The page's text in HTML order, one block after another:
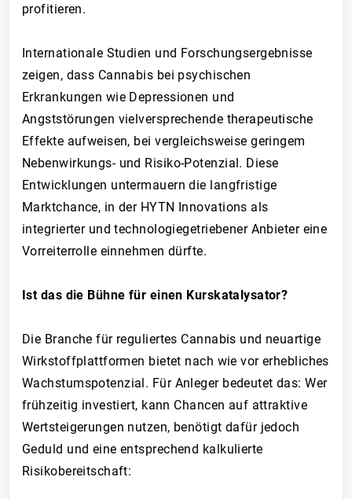
profitieren.
Internationale Studien und Forschungsergebnisse
zeigen, dass Cannabis bei psychischen
Erkrankungen wie Depressionen und
Angststörungen vielversprechende therapeutische
Effekte aufweisen, bei vergleichsweise geringem
Nebenwirkungs- und Risiko-Potenzial. Diese
Entwicklungen untermauern die langfristige
Marktchance, in der HYTN Innovations als
integrierter und technologiegetriebener Anbieter eine
Vorreiterrolle einnehmen dürfte.
Ist das die Bühne für einen Kurskatalysator?
Die Branche für reguliertes Cannabis und neuartige
Wirkstoffplattformen bietet nach wie vor erhebliches
Wachstumspotenzial. Für Anleger bedeutet das: Wer
frühzeitig investiert, kann Chancen auf attraktive
Wertsteigerungen nutzen, benötigt dafür jedoch
Geduld und eine entsprechend kalkulierte
Risikobereitschaft: